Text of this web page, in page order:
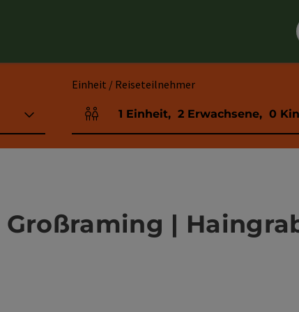
Einheit / Reiseteilnehmer
Einheitenanzahl und Personenfelder
1 Einheit, 2 Erwachsene, 0
|